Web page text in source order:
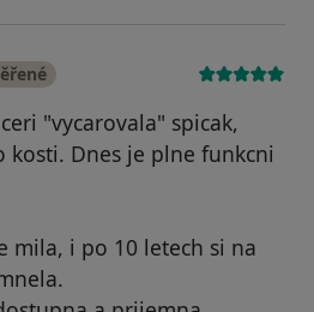
"vycarovala" spicak,
kosti. Dnes je plne funkcni
mila, i po 10 letech si na